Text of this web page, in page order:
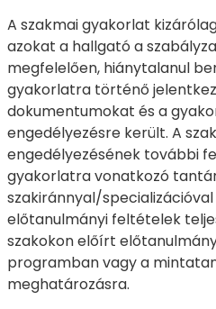
A szakmai gyakorlat
azokat a hallgató a
megfelelően, hiánytalanul
gyakorlatra történő
dokumentumokat és a
engedélyezésre került. A
engedélyezésének további
gyakorlatra vonatkozó
szakiránnyal/
előtanulmányi feltételek
szakokon előírt
programban vagy a
meghatározásra.